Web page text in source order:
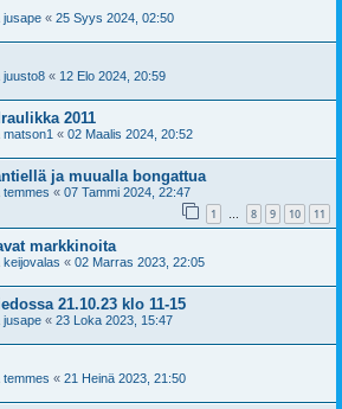
jusape « 25 Syys 2024, 02:50
juusto8 « 12 Elo 2024, 20:59
2011
matson1 « 02 Maalis 2024, 20:52
ja muualla bongattua
temmes « 07 Tammi 2024, 22:47
1 … 8 9 10 11
markkinoita
keijovalas « 02 Marras 2023, 22:05
21.10.23 klo 11-15
jusape « 23 Loka 2023, 15:47
temmes « 21 Heinä 2023, 21:50